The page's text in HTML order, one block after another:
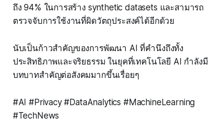
ถึง 94% ในการสร้าง synthetic datasets และสามารถ
ตรวจจับการใช้งานที่ผิดวัตถุประสงค์ได้อีกด้วย
นับเป็นก้าวสำคัญของการพัฒนา AI ที่คำนึงถึงทั้ง
ประสิทธิภาพและจริยธรรม ในยุคที่เทคโนโลยี AI กำลังมี
บทบาทสำคัญต่อสังคมมากขึ้นเรื่อยๆ
#AI #Privacy #DataAnalytics #MachineLearning
#TechNews